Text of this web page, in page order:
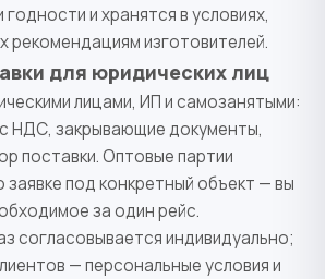
и хранятся в условиях,
рекомендациям изготовителей.
для юридических лиц
лицами, ИП и самозанятыми:
НДС, закрывающие документы,
поставки. Оптовые партии
заявке под конкретный объект — вы
за один рейс.
согласовывается индивидуально;
— персональные условия и